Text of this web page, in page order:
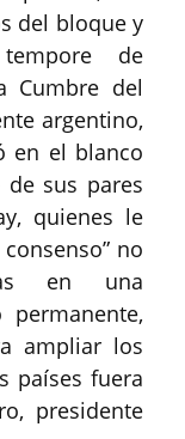
del bloque y
de
Cumbre del
argentino,
en el blanco
sus pares
quienes le
no
en una
ampliar los
países fuera
presidente